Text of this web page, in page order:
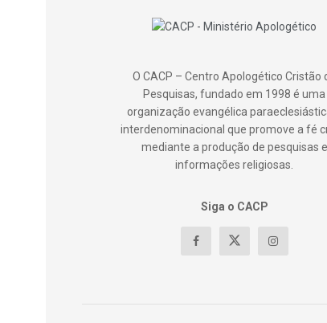
O CACP – Centro Apologético Cristão
Pesquisas, fundado em 1998 é uma
organização evangélica
interdenominacional que promove a fé
mediante a produção de pesquisas e
informações religiosas.
Siga o CACP